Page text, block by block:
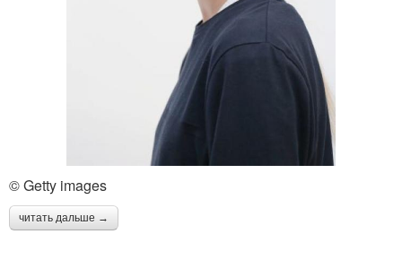
© Getty images
читать дальше →